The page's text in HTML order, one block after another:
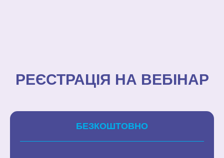
РЕЄСТРАЦІЯ НА ВЕБІНАР
БЕЗКОШТОВНО